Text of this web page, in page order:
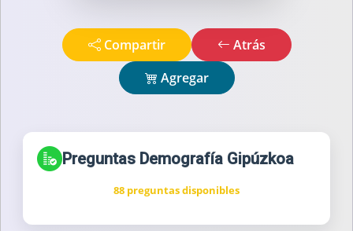
Compartir
Atrás
Agregar
Preguntas Demografía Gipúzkoa
88 preguntas disponibles